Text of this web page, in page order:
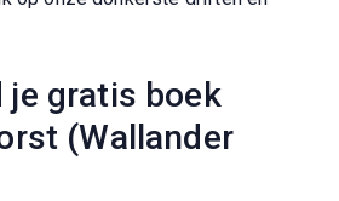
je gratis boek
(Wallander